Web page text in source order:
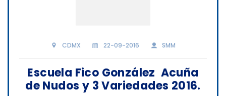
CDMX 22-09-2016 SMM
Escuela Fico González Acuña
de Nudos y 3 Variedades 2016.